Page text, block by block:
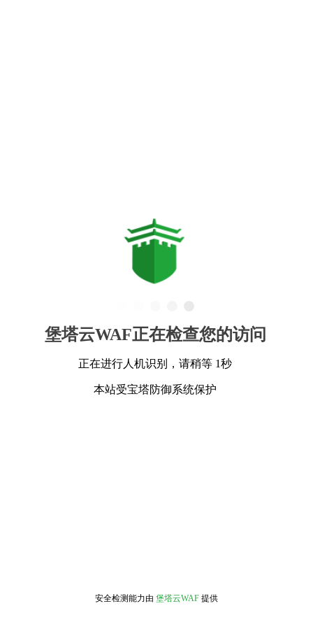
堡塔云WAF正在检查您的访问
正在进行人机识别，请稍等 1秒
本站受宝塔防御系统保护
安全检测能力由 堡塔云WAF 提供